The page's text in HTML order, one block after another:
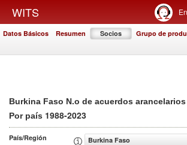
WITS En
Datos Básicos Resumen Socios Grupo de
Burkina Faso N.o de acuerdos arancelarios
Por país 1988-2023
País/Región
Burkina Faso